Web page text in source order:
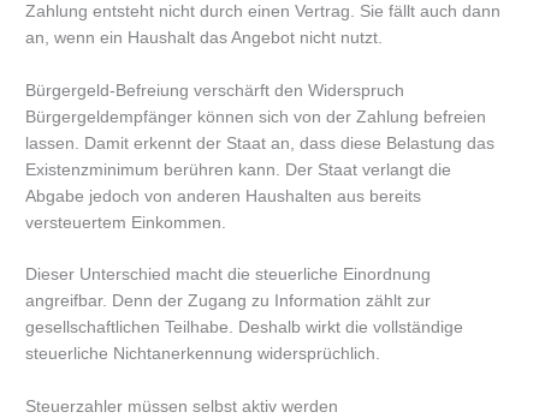
Zahlung entsteht nicht durch einen Vertrag. Sie fällt auch dann
an, wenn ein Haushalt das Angebot nicht nutzt.
Bürgergeld-Befreiung verschärft den Widerspruch
Bürgergeldempfänger können sich von der Zahlung befreien
lassen. Damit erkennt der Staat an, dass diese Belastung das
Existenzminimum berühren kann. Der Staat verlangt die
Abgabe jedoch von anderen Haushalten aus bereits
versteuertem Einkommen.
Dieser Unterschied macht die steuerliche Einordnung
angreifbar. Denn der Zugang zu Information zählt zur
gesellschaftlichen Teilhabe. Deshalb wirkt die vollständige
steuerliche Nichtanerkennung widersprüchlich.
Steuerzahler müssen selbst aktiv werden